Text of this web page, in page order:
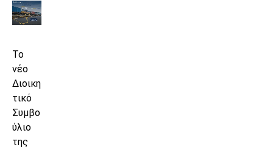
Το
νέο
Διοικη
τικό
Συμβο
ύλιο
της